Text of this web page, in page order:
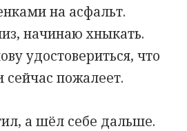
на асфальт.
начинаю хныкать.
удостовериться, что
сейчас пожалеет.
а шёл себе дальше.